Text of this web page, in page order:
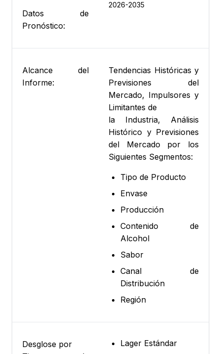
Datos de
Pronóstico:
2026-2035
Alcance del
Informe:
Tendencias Históricas y
Previsiones del
Mercado, Impulsores y
Limitantes de
la Industria, Análisis
Histórico y Previsiones
del Mercado por los
Siguientes Segmentos:
Tipo de Producto
Envase
Producción
Contenido de
Alcohol
Sabor
Canal de
Distribución
Región
Desglose por
Lager Estándar